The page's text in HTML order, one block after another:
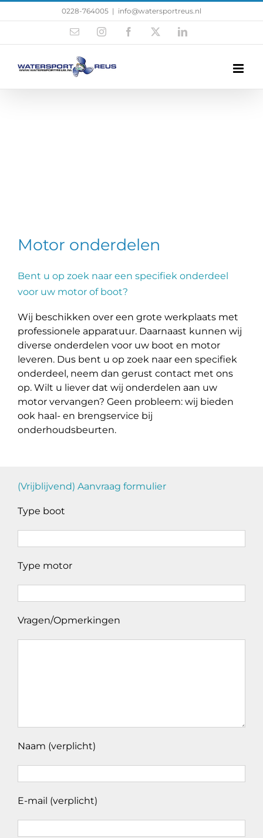
0228-764005 | info@watersportreus.nl
Motor onderdelen
Bent u op zoek naar een specifiek onderdeel
voor uw motor of boot?
Wij beschikken over een grote werkplaats met
professionele apparatuur. Daarnaast kunnen wij
diverse onderdelen voor uw boot en motor
leveren. Dus bent u op zoek naar een specifiek
onderdeel, neem dan gerust contact met ons
op. Wilt u liever dat wij onderdelen aan uw
motor vervangen? Geen probleem: wij bieden
ook haal- en brengservice bij
onderhoudsbeurten.
(Vrijblijvend) Aanvraag formulier
Type boot
Type motor
Vragen/Opmerkingen
Naam (verplicht)
E-mail (verplicht)